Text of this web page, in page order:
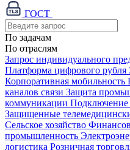
ГОСТ
По задачам
По отраслям
Запрос индивидуального
Платформа цифрового рубля
Корпоративная мобильность
каналов связи Защита
коммуникации Подключение
Защищенные
Сельское хозяйство
промышленность
логистика Розничная